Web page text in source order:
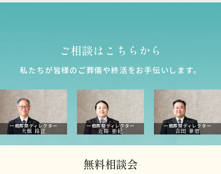
ご相談はこちらから
私たちが皆様のご葬儀や終活をお⼿伝いします。
一級葬祭ディレクター
大橋 路正
一級葬祭ディレクター
近藤 亜紀
一級葬祭ディレクター
吉田 兼磨
無料相談会